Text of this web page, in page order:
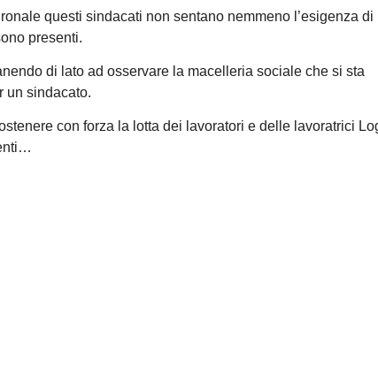
questi sindacati non sentano nemmeno l’esigenza di
presenti.
di lato ad osservare la macelleria sociale che si sta
un sindacato.
con forza la lotta dei lavoratori e delle lavoratrici